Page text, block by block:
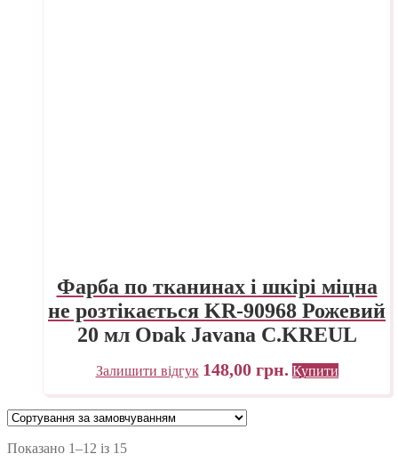
Фарба по тканинах і шкірі міцна
не розтікається KR-90968 Рожевий
20 мл Opak Javana C.KREUL
Залишити відгук 148,00 грн. Купити
Показано 1–12 із 15